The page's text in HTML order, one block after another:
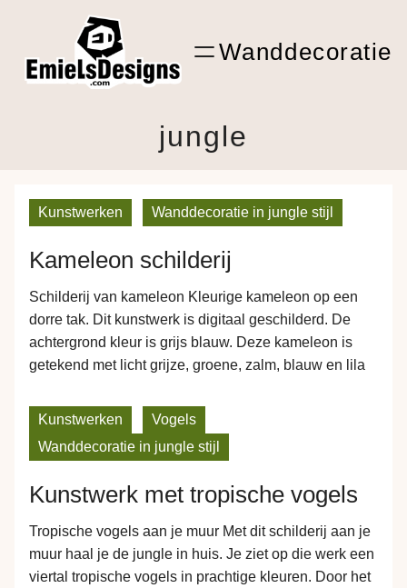
inhoud
Shop Kunst
Wanddecoratie
jungle
Kunstwerken Wanddecoratie in jungle stijl
Kameleon schilderij
Schilderij van kameleon Kleurige kameleon op een
dorre tak. Dit kunstwerk is digitaal geschilderd. De
achtergrond kleur is grijs blauw. Deze kameleon is
getekend met licht grijze, groene, zalm, blauw en lila
liefhebbers van het jungle thema.
Kunstwerken
Vogels
Wanddecoratie in jungle stijl
Kunstwerk met tropische vogels
Tropische vogels aan je muur Met dit schilderij aan je
muur haal je de jungle in huis. Je ziet op die werk een
viertal tropische vogels in prachtige kleuren. Door het